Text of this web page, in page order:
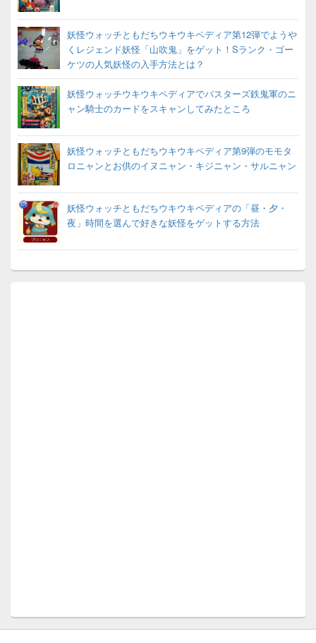
妖怪ウォッチともだちウキウキペディア第12弾でようや
くレジェンド妖怪「山吹鬼」をゲット！Sランク・ゴー
ケツの人気妖怪の入手方法とは？
妖怪ウォッチウキウキペディアでバスターズ鉄鬼軍のニ
ャン騎士のカードをスキャンしてみたところ
妖怪ウォッチともだちウキウキペディア第9弾のモモタ
ロニャンとお供のイヌニャン・キジニャン・サルニャン
妖怪ウォッチともだちウキウキペディアの「昼・夕・
夜」時間を選んで好きな妖怪をゲットする方法